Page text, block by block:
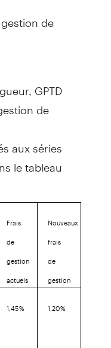
de
GPTD
de
aux séries
le tableau
Frais
de
gestion
actuels
Nouveaux
frais
de
gestion
1,45 % 1,20 %